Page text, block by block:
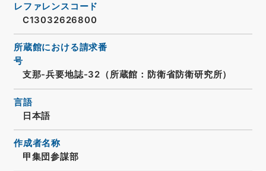
レファレンスコード
C13032626800
所蔵館における請求番
号
支那-兵要地誌-32（所蔵館：防衛省防衛研究所）
言語
日本語
作成者名称
甲集団参謀部